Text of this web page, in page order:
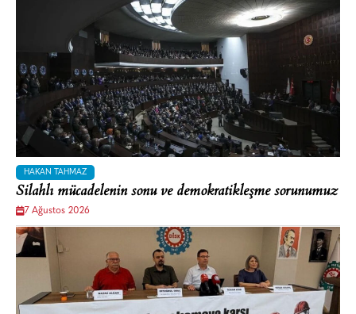
HAKAN TAHMAZ
Silahlı mücadelenin sonu ve demokratikleşme sorunumuz
7 Ağustos 2026